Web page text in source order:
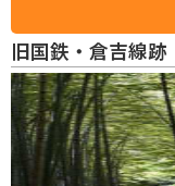
を使ったパン屋さんも人
肉そばや、大山鶏を使用
設「ゆアシス」には、露
れをゆっくりと癒やすことができます。 バイク
広々とした駐車場が完備
走る気持ちの良いルート
クツーリングに最適な道
の自然を満喫するツーリ
旧国鉄・倉吉線跡